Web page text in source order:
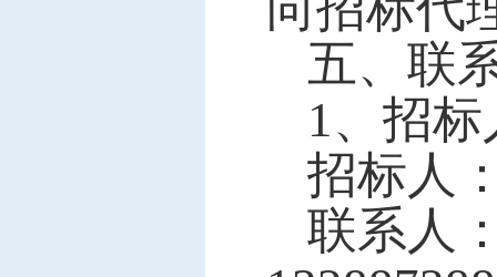
五、联
1、招
招标人
联系人